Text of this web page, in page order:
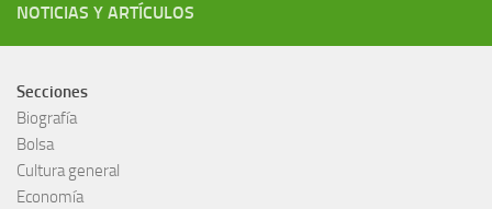
NOTICIAS Y ARTÍCULOS
Secciones
Biografía
Bolsa
Cultura general
Economía